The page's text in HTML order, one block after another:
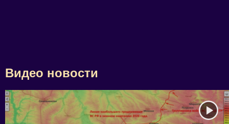
Видео новости